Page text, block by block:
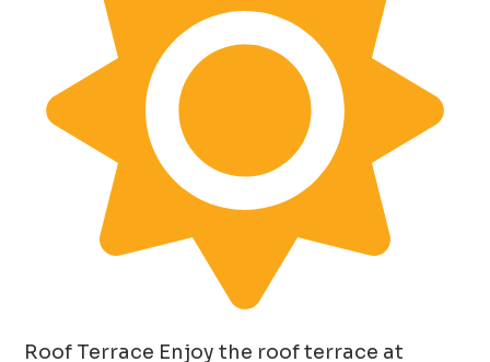
Roof Terrace Enjoy the roof terrace at